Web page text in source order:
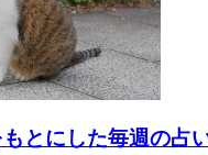
とにした毎週の占